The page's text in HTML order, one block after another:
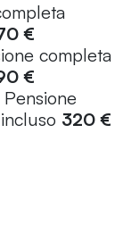
€
completa
€
320 €